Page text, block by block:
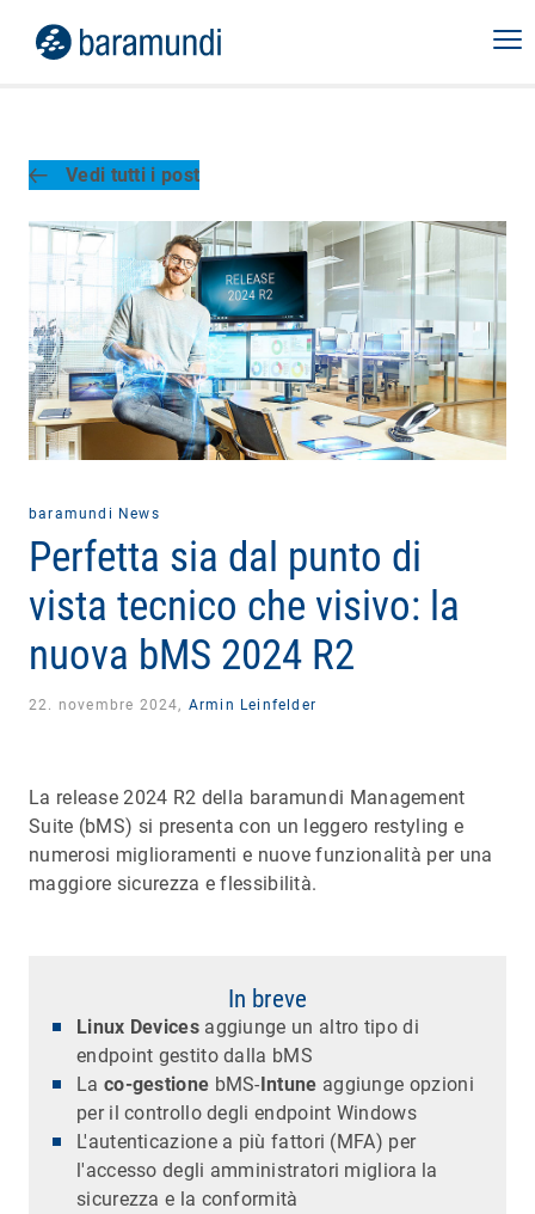
Vedi tutti i post
baramundi News
Perfetta sia dal punto di
vista tecnico che visivo: la
nuova bMS 2024 R2
22. novembre 2024, Armin Leinfelder
La release 2024 R2 della baramundi Management
Suite (bMS) si presenta con un leggero restyling e
numerosi miglioramenti e nuove funzionalità per una
maggiore sicurezza e flessibilità.
In breve
Linux Devicesaggiunge un altro tipo di
endpoint gestito dalla bMS
La co-gestione bMS-Intune aggiunge opzioni
per il controllo degli endpoint Windows
L'autenticazione a più fattori (MFA) per
l'accesso degli amministratori migliora la
sicurezza e la conformità